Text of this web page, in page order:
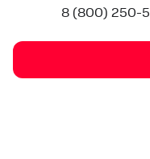
8 (800) 250-